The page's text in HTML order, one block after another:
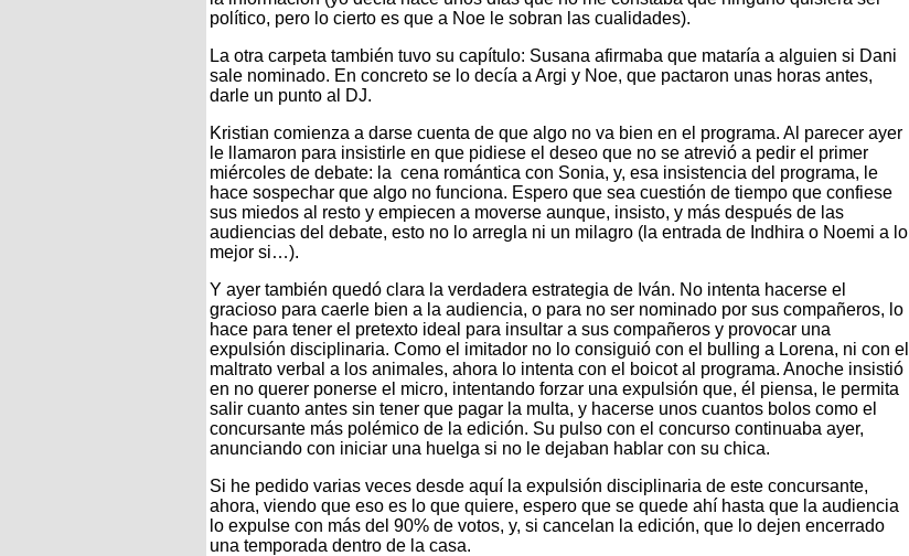
político, pero lo cierto es que a Noe le sobran las cualidades).
La otra carpeta también tuvo su capítulo: Susana afirmaba que mataría a alguien si Dani
sale nominado. En concreto se lo decía a Argi y Noe, que pactaron unas horas antes,
darle un punto al DJ.
Kristian comienza a darse cuenta de que algo no va bien en el programa. Al parecer ayer
le llamaron para insistirle en que pidiese el deseo que no se atrevió a pedir el primer
miércoles de debate: la cena romántica con Sonia, y, esa insistencia del programa, le
hace sospechar que algo no funciona. Espero que sea cuestión de tiempo que confiese
sus miedos al resto y empiecen a moverse aunque, insisto, y más después de las
audiencias del debate, esto no lo arregla ni un milagro (la entrada de Indhira o Noemi a lo
mejor si…).
Y ayer también quedó clara la verdadera estrategia de Iván. No intenta hacerse el
gracioso para caerle bien a la audiencia, o para no ser nominado por sus compañeros, lo
hace para tener el pretexto ideal para insultar a sus compañeros y provocar una
expulsión disciplinaria. Como el imitador no lo consiguió con el bulling a Lorena, ni con el
maltrato verbal a los animales, ahora lo intenta con el boicot al programa. Anoche insistió
en no querer ponerse el micro, intentando forzar una expulsión que, él piensa, le permita
salir cuanto antes sin tener que pagar la multa, y hacerse unos cuantos bolos como el
concursante más polémico de la edición. Su pulso con el concurso continuaba ayer,
anunciando con iniciar una huelga si no le dejaban hablar con su chica.
Si he pedido varias veces desde aquí la expulsión disciplinaria de este concursante,
ahora, viendo que eso es lo que quiere, espero que se quede ahí hasta que la audiencia
lo expulse con más del 90% de votos, y, si cancelan la edición, que lo dejen encerrado
una temporada dentro de la casa.